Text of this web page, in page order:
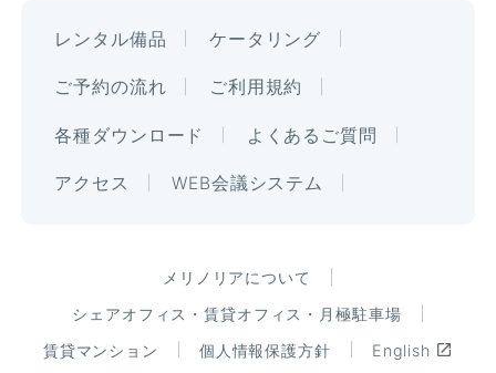
レンタル備品 ケータリング
ご予約の流れ ご利用規約
各種ダウンロード よくあるご質問
アクセス WEB会議システム
メリノリアについて
シェアオフィス・賃貸オフィス・月極駐車場
賃貸マンション
個人情報保護方針 English